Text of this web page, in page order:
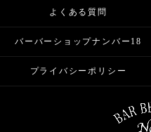
よくある質問
バーバーショップナンバー18
プライバシーポリシー